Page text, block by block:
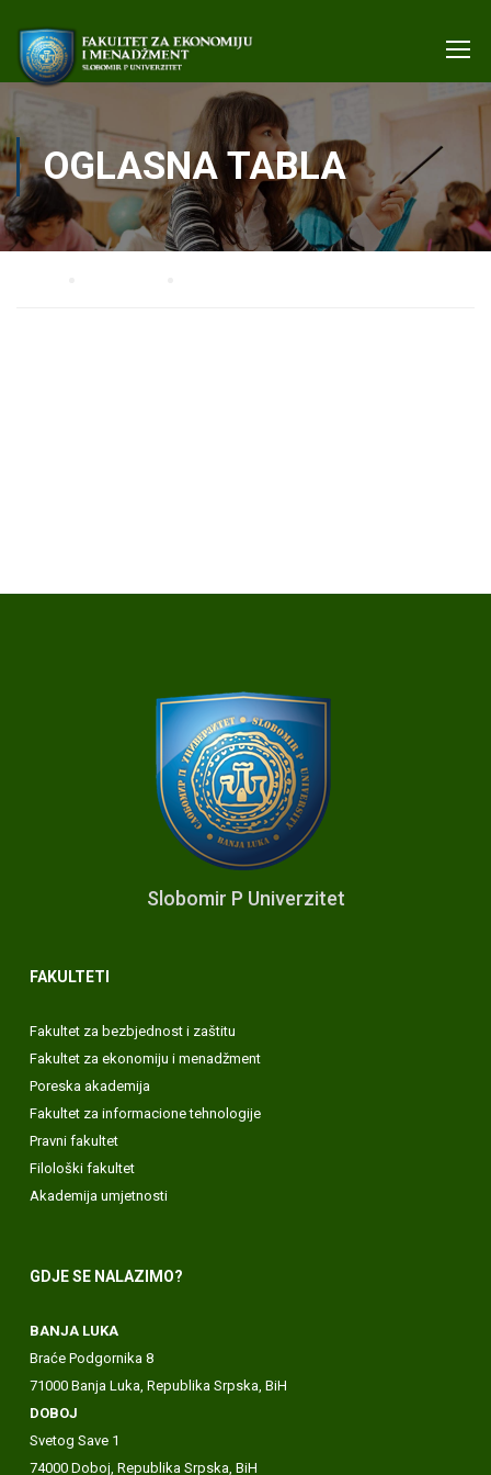
OGLASNA TABLA
Slobomir P Univerzitet
FAKULTETI
Fakultet za bezbjednost i zaštitu
Fakultet za ekonomiju i menadžment
Poreska akademija
Fakultet za informacione tehnologije
Pravni fakultet
Filološki fakultet
Akademija umjetnosti
GDJE SE NALAZIMO?
BANJA LUKA
Braće Podgornika 8
71000 Banja Luka, Republika Srpska, BiH
DOBOJ
Svetog Save 1
74000 Doboj, Republika Srpska, BiH